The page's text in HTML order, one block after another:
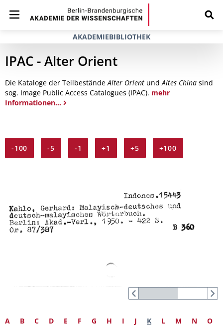
AKADEMIEBIBLIOTHEK
IPAC - Alter Orient
Die Kataloge der TeilbeständeAlter Orient undAltes China sind
sog. Image Public Access Catalogues (IPAC). mehr
Informationen...
-100 -5 -1 +1 +5 +100
A B C D E F G H I J K L M N O